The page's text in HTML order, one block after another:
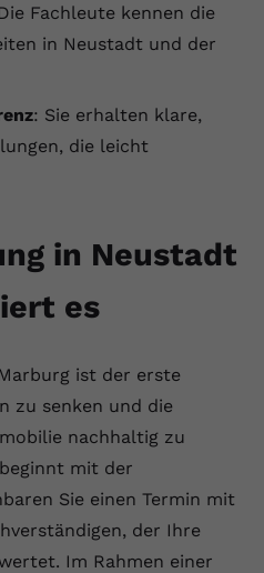
Fachleute kennen die
in Neustadt und der
: Sie erhalten klare,
die leicht
in Neustadt
es
ist der erste
zu senken und die
nachhaltig zu
mit der
Sie einen Termin mit
der Ihre
Im Rahmen einer